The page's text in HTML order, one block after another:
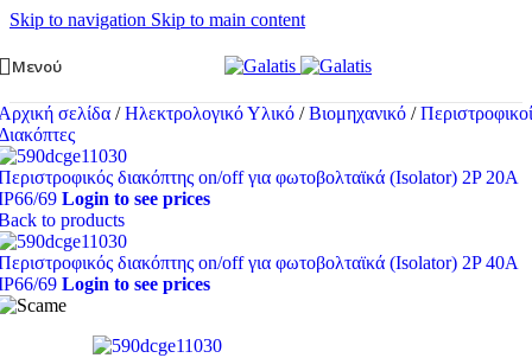
Skip to navigation Skip to main content
Μενού
σελίδα / Ηλεκτρολογικό Υλικό / Βιομηχανικό / Περιστροφικοί
διακόπτης on/off για φωτοβολταϊκά (Isolator) 2P 20A
69 Login to see prices
to products
διακόπτης on/off για φωτοβολταϊκά (Isolator) 2P 40A
69 Login to see prices